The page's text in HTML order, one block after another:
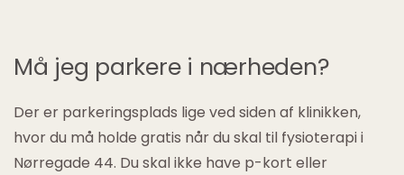
Må jeg parkere i nærheden?
Der er parkeringsplads lige ved siden af klinikken,
hvor du må holde gratis når du skal til fysioterapi i
Nørregade 44. Du skal ikke have p-kort eller